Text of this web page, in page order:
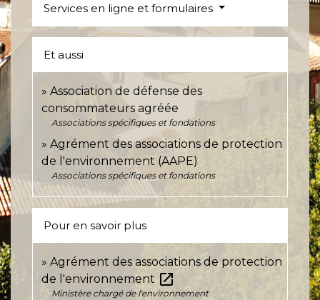
Services en ligne et formulaires
Et aussi
Association de défense des
consommateurs agréée
Associations spécifiques et fondations
Agrément des associations de protection
de l'environnement (AAPE)
Associations spécifiques et fondations
Pour en savoir plus
Agrément des associations de protection
de l'environnement open_in_new
Ministère chargé de l'environnement